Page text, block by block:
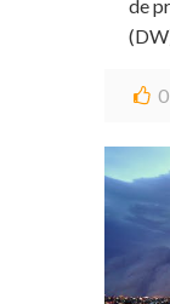
de
0